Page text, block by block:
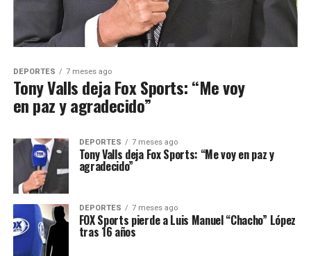
DEPORTES 7 meses ago
Tony Valls deja Fox Sports: “Me voy
en paz y agradecido”
DEPORTES 7 meses ago
Tony Valls deja Fox Sports: “Me voy en paz y
agradecido”
DEPORTES 7 meses ago
FOX Sports pierde a Luis Manuel “Chacho” López
tras 16 años